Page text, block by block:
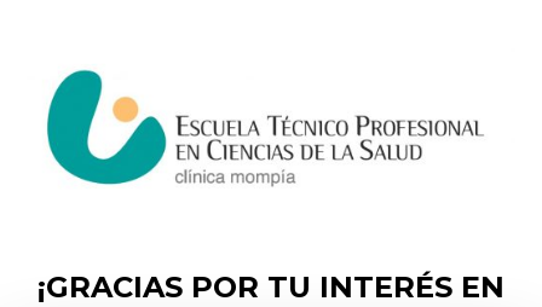
¡GRACIAS POR TU INTERÉS EN